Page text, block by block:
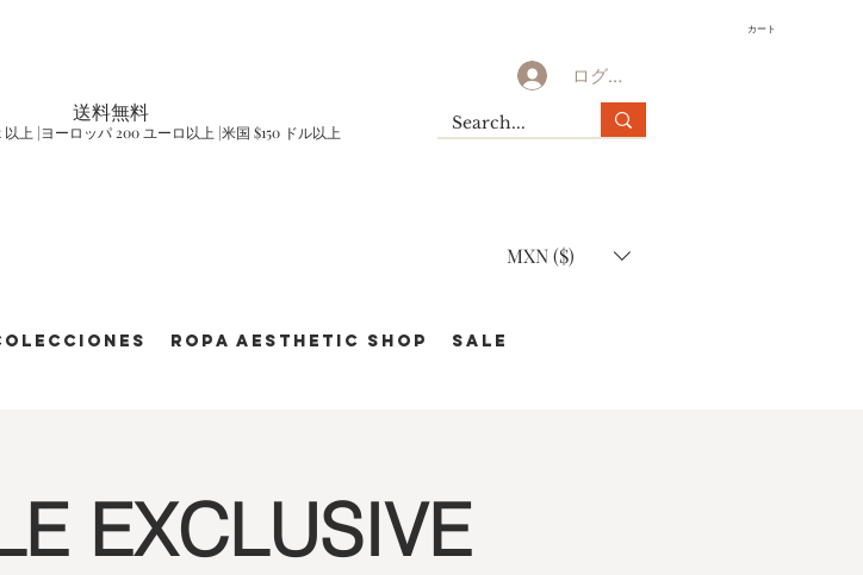
カート
送料無料
以上 |ヨーロッパ 200 ユーロ以上 |米国 $150 ドル以上
ログイン
MXN ($)
ROPA AESTHETIC Shop SALE
EXCLUSIVE